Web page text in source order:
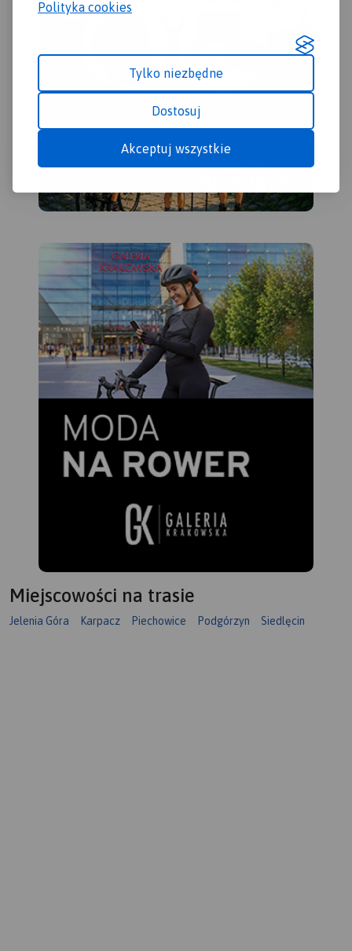
Polityka cookies
Tylko niezbędne
Dostosuj
Akceptuj wszystkie
Miejscowości na trasie
Jelenia Góra Karpacz Piechowice Podgórzyn Siedlęcin